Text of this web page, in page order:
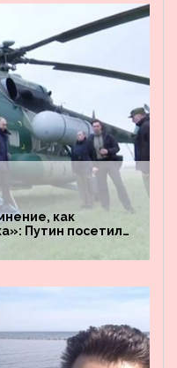
как
Путин посетил